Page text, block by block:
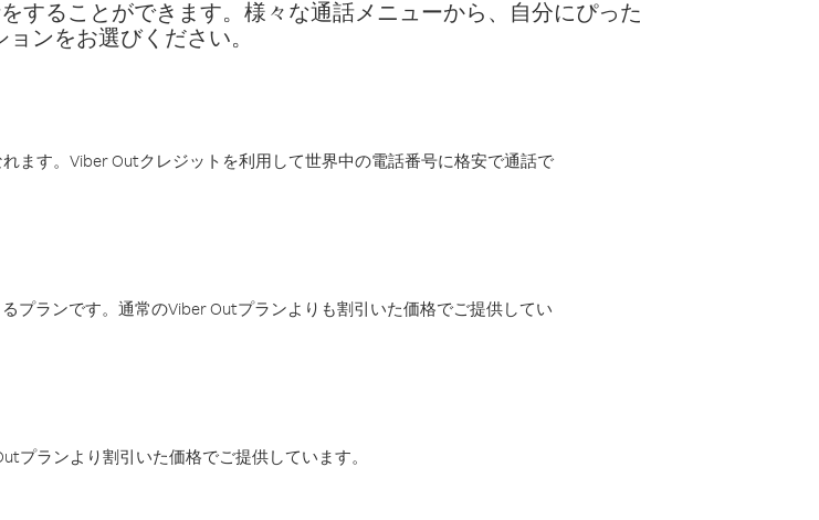
することができます。様々な通話メニューから、自分にぴった
ョンをお選びください。
ます。Viber Outクレジットを利用して世界中の電話番号に格安で通話で
プランです。通常のViber Outプランよりも割引いた価格でご提供してい
プランより割引いた価格でご提供しています。